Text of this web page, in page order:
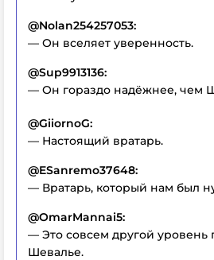
@Nolan254257053:
— Он вселяет уверенность.
@Sup9913136:
— Он гораздо надёжнее, чем
@GiiornoG:
— Настоящий вратарь.
@ESanremo37648:
— Вратарь, который нам был
@OmarMannai5:
— Это совсем другой уровень
Шевалье.